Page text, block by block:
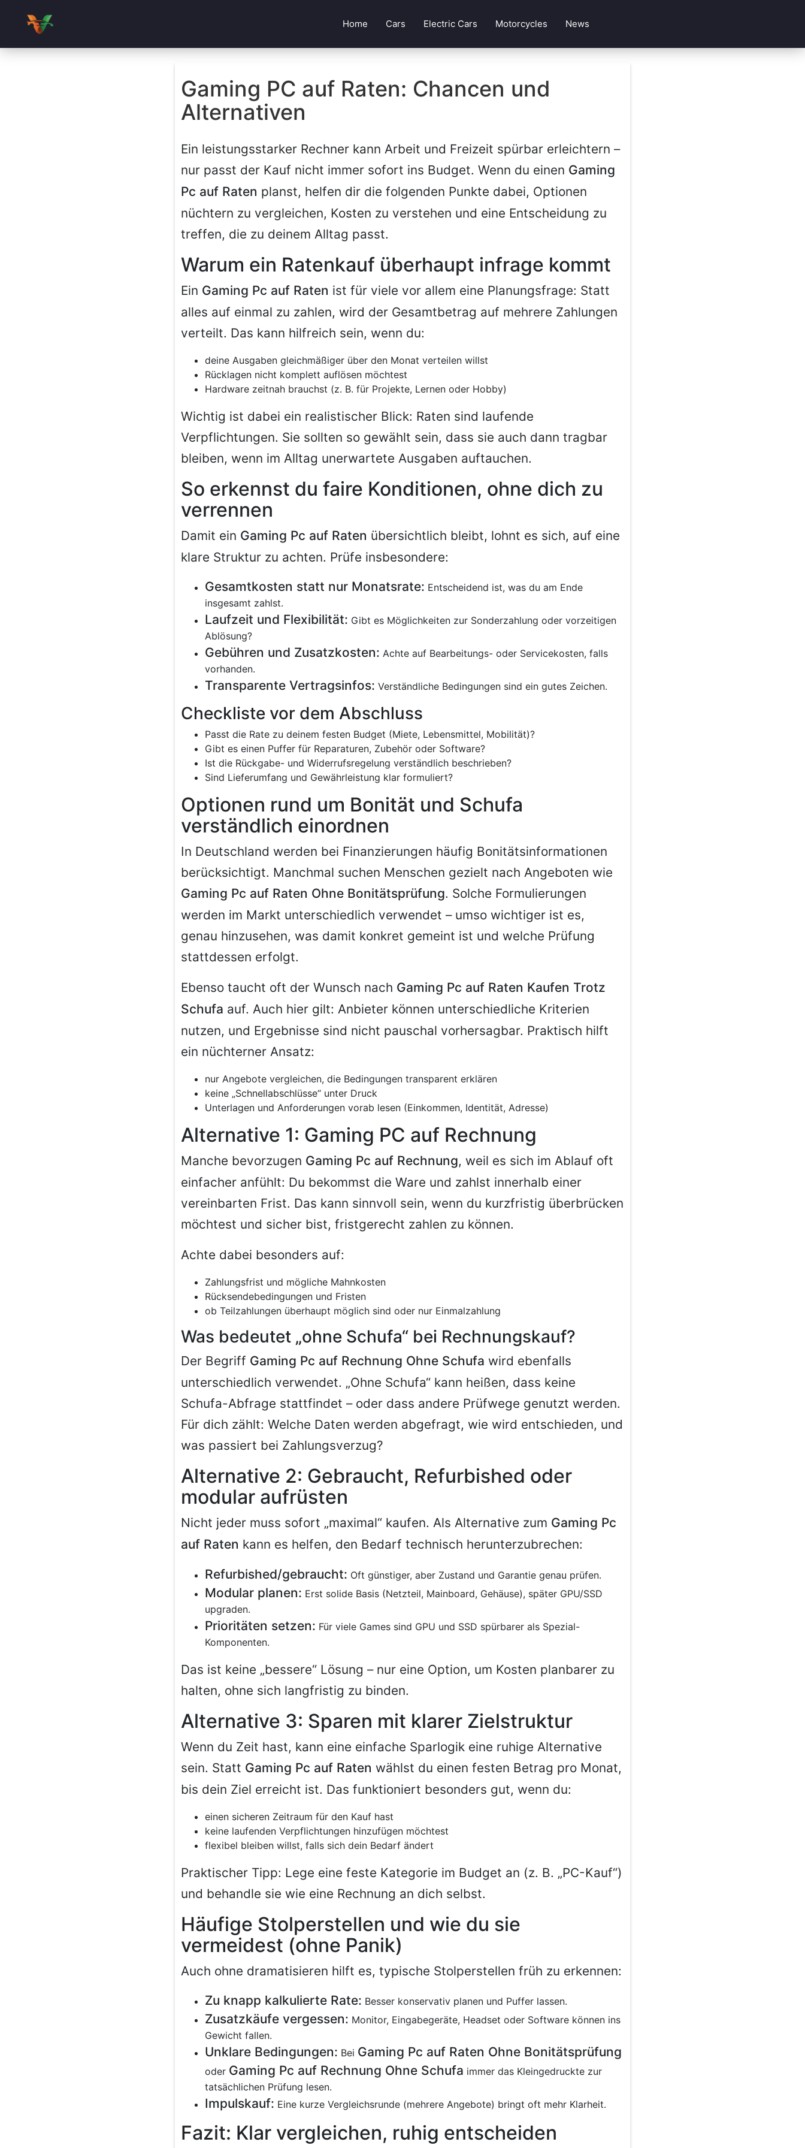
Home Cars Electric Cars Motorcycles News
Gaming PC auf Raten: Chancen und
Alternativen
Ein leistungsstarker Rechner kann Arbeit und Freizeit spürbar erleichtern –
nur passt der Kauf nicht immer sofort ins Budget. Wenn du einen Gaming
Pc auf Raten planst, helfen dir die folgenden Punkte dabei, Optionen
nüchtern zu vergleichen, Kosten zu verstehen und eine Entscheidung zu
treffen, die zu deinem Alltag passt.
Warum ein Ratenkauf überhaupt infrage kommt
Ein Gaming Pc auf Raten ist für viele vor allem eine Planungsfrage: Statt
alles auf einmal zu zahlen, wird der Gesamtbetrag auf mehrere Zahlungen
verteilt. Das kann hilfreich sein, wenn du:
deine Ausgaben gleichmäßiger über den Monat verteilen willst
Rücklagen nicht komplett auflösen möchtest
Hardware zeitnah brauchst (z. B. für Projekte, Lernen oder Hobby)
Wichtig ist dabei ein realistischer Blick: Raten sind laufende
Verpflichtungen. Sie sollten so gewählt sein, dass sie auch dann tragbar
bleiben, wenn im Alltag unerwartete Ausgaben auftauchen.
So erkennst du faire Konditionen, ohne dich zu
verrennen
Damit ein Gaming Pc auf Raten übersichtlich bleibt, lohnt es sich, auf eine
klare Struktur zu achten. Prüfe insbesondere:
Gesamtkosten statt nur Monatsrate: Entscheidend ist, was du am Ende
insgesamt zahlst.
Laufzeit und Flexibilität: Gibt es Möglichkeiten zur Sonderzahlung oder vorzeitigen
Ablösung?
Gebühren und Zusatzkosten: Achte auf Bearbeitungs- oder Servicekosten, falls
vorhanden.
Transparente Vertragsinfos: Verständliche Bedingungen sind ein gutes Zeichen.
Checkliste vor dem Abschluss
Passt die Rate zu deinem festen Budget (Miete, Lebensmittel, Mobilität)?
Gibt es einen Puffer für Reparaturen, Zubehör oder Software?
Ist die Rückgabe- und Widerrufsregelung verständlich beschrieben?
Sind Lieferumfang und Gewährleistung klar formuliert?
Optionen rund um Bonität und Schufa
verständlich einordnen
In Deutschland werden bei Finanzierungen häufig Bonitätsinformationen
berücksichtigt. Manchmal suchen Menschen gezielt nach Angeboten wie
Gaming Pc auf Raten Ohne Bonitätsprüfung. Solche Formulierungen
werden im Markt unterschiedlich verwendet – umso wichtiger ist es,
genau hinzusehen, was damit konkret gemeint ist und welche Prüfung
stattdessen erfolgt.
Ebenso taucht oft der Wunsch nach Gaming Pc auf Raten Kaufen Trotz
Schufa auf. Auch hier gilt: Anbieter können unterschiedliche Kriterien
nutzen, und Ergebnisse sind nicht pauschal vorhersagbar. Praktisch hilft
ein nüchterner Ansatz:
nur Angebote vergleichen, die Bedingungen transparent erklären
keine „Schnellabschlüsse“ unter Druck
Unterlagen und Anforderungen vorab lesen (Einkommen, Identität, Adresse)
Alternative 1: Gaming PC auf Rechnung
Manche bevorzugen Gaming Pc auf Rechnung, weil es sich im Ablauf oft
einfacher anfühlt: Du bekommst die Ware und zahlst innerhalb einer
vereinbarten Frist. Das kann sinnvoll sein, wenn du kurzfristig überbrücken
möchtest und sicher bist, fristgerecht zahlen zu können.
Achte dabei besonders auf:
Zahlungsfrist und mögliche Mahnkosten
Rücksendebedingungen und Fristen
ob Teilzahlungen überhaupt möglich sind oder nur Einmalzahlung
Was bedeutet „ohne Schufa“ bei Rechnungskauf?
Der Begriff Gaming Pc auf Rechnung Ohne Schufa wird ebenfalls
unterschiedlich verwendet. „Ohne Schufa“ kann heißen, dass keine
Schufa-Abfrage stattfindet – oder dass andere Prüfwege genutzt werden.
Für dich zählt: Welche Daten werden abgefragt, wie wird entschieden, und
was passiert bei Zahlungsverzug?
Alternative 2: Gebraucht, Refurbished oder
modular aufrüsten
Nicht jeder muss sofort „maximal“ kaufen. Als Alternative zum Gaming Pc
auf Raten kann es helfen, den Bedarf technisch herunterzubrechen:
Refurbished/gebraucht: Oft günstiger, aber Zustand und Garantie genau prüfen.
Modular planen: Erst solide Basis (Netzteil, Mainboard, Gehäuse), später GPU/SSD
upgraden.
Prioritäten setzen: Für viele Games sind GPU und SSD spürbarer als Spezial-
Komponenten.
Das ist keine „bessere“ Lösung – nur eine Option, um Kosten planbarer zu
halten, ohne sich langfristig zu binden.
Alternative 3: Sparen mit klarer Zielstruktur
Wenn du Zeit hast, kann eine einfache Sparlogik eine ruhige Alternative
sein. Statt Gaming Pc auf Raten wählst du einen festen Betrag pro Monat,
bis dein Ziel erreicht ist. Das funktioniert besonders gut, wenn du:
einen sicheren Zeitraum für den Kauf hast
keine laufenden Verpflichtungen hinzufügen möchtest
flexibel bleiben willst, falls sich dein Bedarf ändert
Praktischer Tipp: Lege eine feste Kategorie im Budget an (z. B. „PC-Kauf“)
und behandle sie wie eine Rechnung an dich selbst.
Häufige Stolperstellen und wie du sie
vermeidest (ohne Panik)
Auch ohne dramatisieren hilft es, typische Stolperstellen früh zu erkennen:
Zu knapp kalkulierte Rate: Besser konservativ planen und Puffer lassen.
Zusatzkäufe vergessen: Monitor, Eingabegeräte, Headset oder Software können ins
Gewicht fallen.
Unklare Bedingungen: Bei Gaming Pc auf Raten Ohne Bonitätsprüfung
oder Gaming Pc auf Rechnung Ohne Schufa immer das Kleingedruckte zur
tatsächlichen Prüfung lesen.
Impulskauf: Eine kurze Vergleichsrunde (mehrere Angebote) bringt oft mehr Klarheit.
Fazit: Klar vergleichen, ruhig entscheiden